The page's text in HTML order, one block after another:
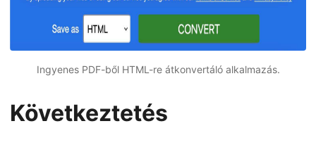
Ingyenes PDF-ből HTML-re átkonvertáló alkalmazás.
Következtetés